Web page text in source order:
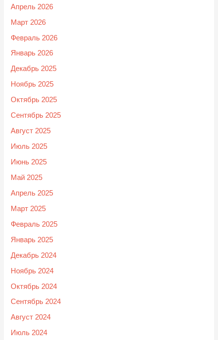
Апрель 2026
Март 2026
Февраль 2026
Январь 2026
Декабрь 2025
Ноябрь 2025
Октябрь 2025
Сентябрь 2025
Август 2025
Июль 2025
Июнь 2025
Май 2025
Апрель 2025
Март 2025
Февраль 2025
Январь 2025
Декабрь 2024
Ноябрь 2024
Октябрь 2024
Сентябрь 2024
Август 2024
Июль 2024